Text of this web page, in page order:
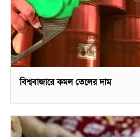
বিশ্ববাজারে কমল তেলের দাম